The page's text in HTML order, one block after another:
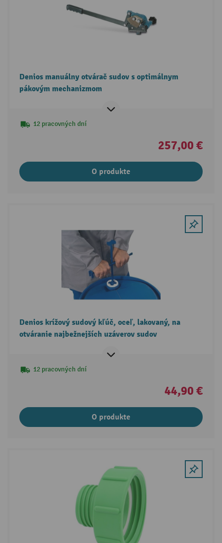
Denios manuálny otvárač sudov s optimálnym
pákovým mechanizmom
12 pracovných dní
257,00 €
O produkte
Denios krížový sudový kľúč, oceľ, lakovaný, na
otváranie najbežnejších uzáverov sudov
12 pracovných dní
44,90 €
O produkte